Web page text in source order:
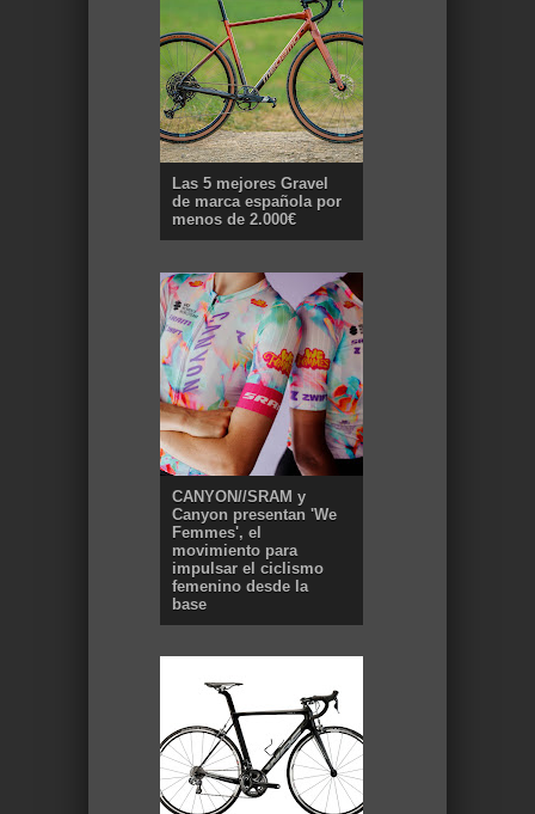
Las 5 mejores Gravel
de marca española por
menos de 2.000€
CANYON//SRAM y
Canyon presentan 'We
Femmes', el
movimiento para
impulsar el ciclismo
femenino desde la
base